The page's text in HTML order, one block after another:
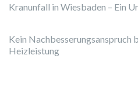
Kranunfall in Wiesbaden – Ein
Kein Nachbesserungsanspruch
Heizleistung